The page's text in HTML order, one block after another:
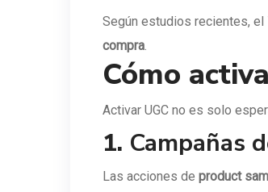
Según estudios recientes,
compra.
Cómo
Activar UGC no es solo
1. Campañas
Las acciones de product